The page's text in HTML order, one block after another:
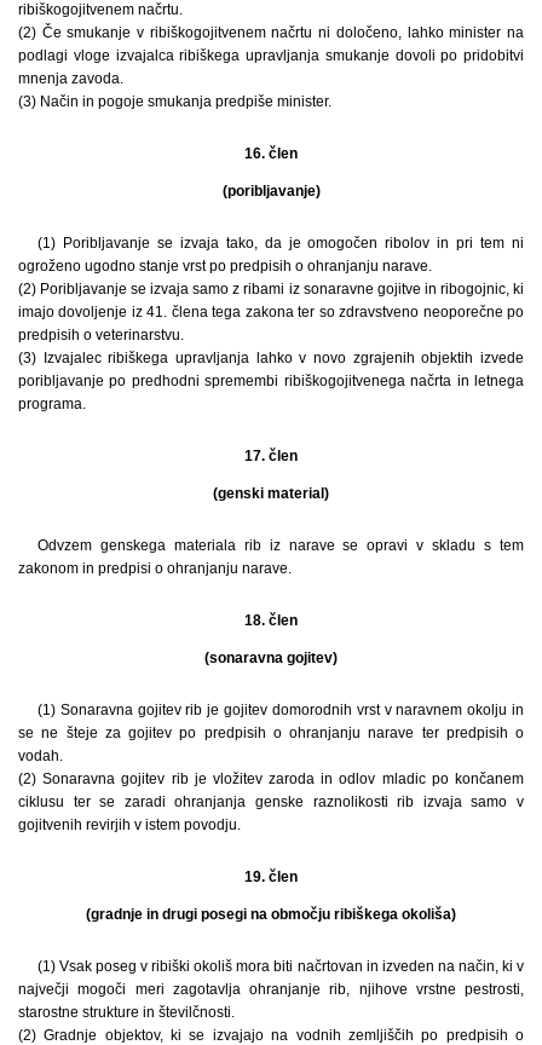
ribiškogojitvenem načrtu.
(2) Če smukanje v ribiškogojitvenem načrtu ni določeno, lahko minister na
podlagi vloge izvajalca ribiškega upravljanja smukanje dovoli po pridobitvi
mnenja zavoda.
(3) Način in pogoje smukanja predpiše minister.
16. člen
(poribljavanje)
(1) Poribljavanje se izvaja tako, da je omogočen ribolov in pri tem ni
ogroženo ugodno stanje vrst po predpisih o ohranjanju narave.
(2) Poribljavanje se izvaja samo z ribami iz sonaravne gojitve in ribogojnic, ki
imajo dovoljenje iz 41. člena tega zakona ter so zdravstveno neoporečne po
predpisih o veterinarstvu.
(3) Izvajalec ribiškega upravljanja lahko v novo zgrajenih objektih izvede
poribljavanje po predhodni spremembi ribiškogojitvenega načrta in letnega
programa.
17. člen
(genski material)
Odvzem genskega materiala rib iz narave se opravi v skladu s tem
zakonom in predpisi o ohranjanju narave.
18. člen
(sonaravna gojitev)
(1) Sonaravna gojitev rib je gojitev domorodnih vrst v naravnem okolju in
se ne šteje za gojitev po predpisih o ohranjanju narave ter predpisih o
vodah.
(2) Sonaravna gojitev rib je vložitev zaroda in odlov mladic po končanem
ciklusu ter se zaradi ohranjanja genske raznolikosti rib izvaja samo v
gojitvenih revirjih v istem povodju.
19. člen
(gradnje in drugi posegi na območju ribiškega okoliša)
(1) Vsak poseg v ribiški okoliš mora biti načrtovan in izveden na način, ki v
največji mogoči meri zagotavlja ohranjanje rib, njihove vrstne pestrosti,
starostne strukture in številčnosti.
(2) Gradnje objektov, ki se izvajajo na vodnih zemljiščih po predpisih o